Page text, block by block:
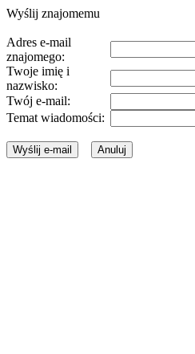
Wyślij znajomemu
Adres e-mail
znajomego:
Twoje imię i
nazwisko:
Twój e-mail:
Temat wiadomości: